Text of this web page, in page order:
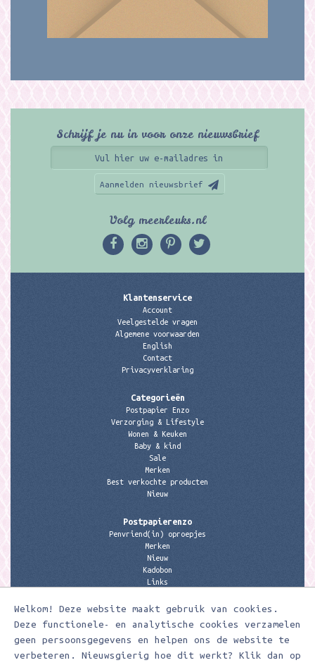
Welkom! Deze website maakt gebruik van cookies.
Deze functionele- en analytische cookies verzamelen
geen persoonsgegevens en helpen ons de website te
verbeteren. Nieuwsgierig hoe dit werkt? Klik dan op
Schrijf je nu in voor onze nieuwsbrief
Aanmelden nieuwsbrief
Volg meerleuks.nl
Klantenservice
Account
Veelgestelde vragen
Algemene voorwaarden
English
Contact
Privacyverklaring
Categorieën
Postpapier Enzo
Verzorging & Lifestyle
Wonen & Keuken
Baby & kind
Sale
Merken
Best verkochte producten
Nieuw
Postpapierenzo
Penvriend(in) oproepjes
Merken
Nieuw
Kadobon
Links
Contactgegevens
Meerleuks
anita@meerleuks.nl
06 – 107 163 36